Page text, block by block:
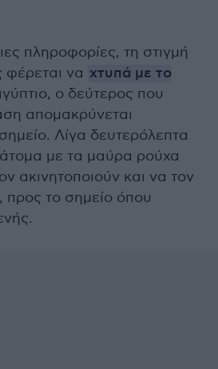
πληροφορίες, τη στιγμή
φέρεται να χτυπά με το
ο δεύτερος που
απομακρύνεται
Λίγα δευτερόλεπτα
με τα μαύρα ρούχα
ακινητοποιούν και να τον
προς το σημείο όπου